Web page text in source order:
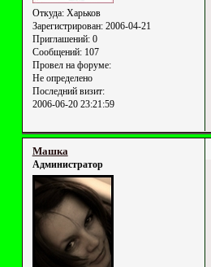
Откуда:Харьков
Зарегистрирован: 2006-04-21
Приглашений:0
Сообщений:107
Провел на форуме:
Не определено
Последний визит:
2006-06-20 23:21:59
Машка
Администратор